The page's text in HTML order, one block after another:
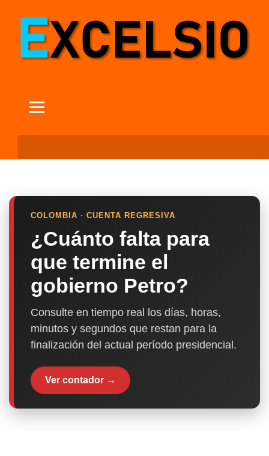
COLOMBIA · CUENTA REGRESIVA
¿Cuánto falta para
que termine el
gobierno Petro?
Consulte en tiempo real los días, horas,
minutos y segundos que restan para la
finalización del actual período presidencial.
Ver contador →